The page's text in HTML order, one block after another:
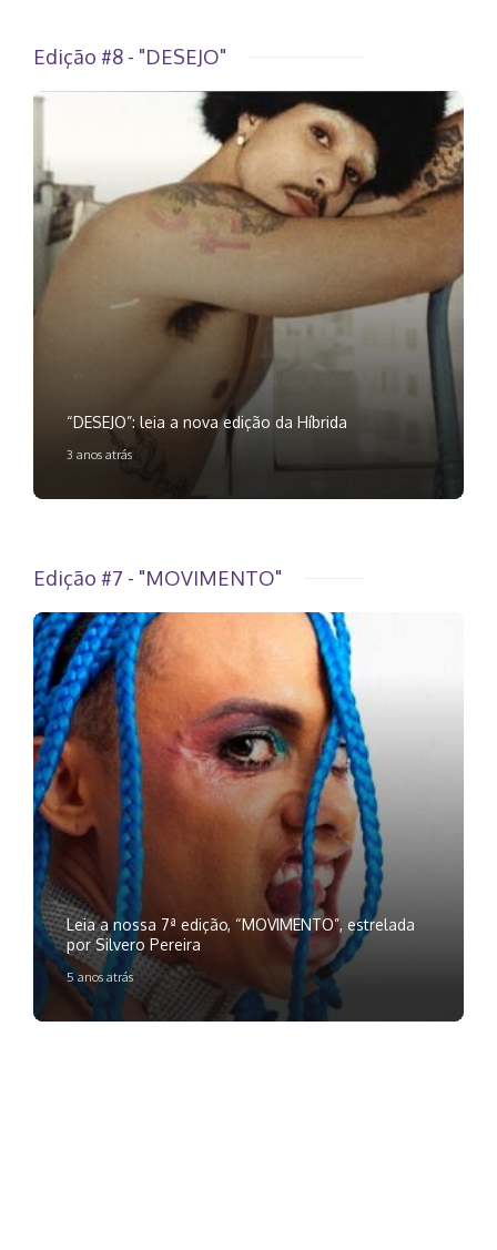
Edição #8 - "DESEJO"
“DESEJO”: leia a nova edição da Híbrida
3 anos atrás
Edição #7 - "MOVIMENTO"
Leia a nossa 7ª edição, “MOVIMENTO”, estrelada
por Silvero Pereira
5 anos atrás